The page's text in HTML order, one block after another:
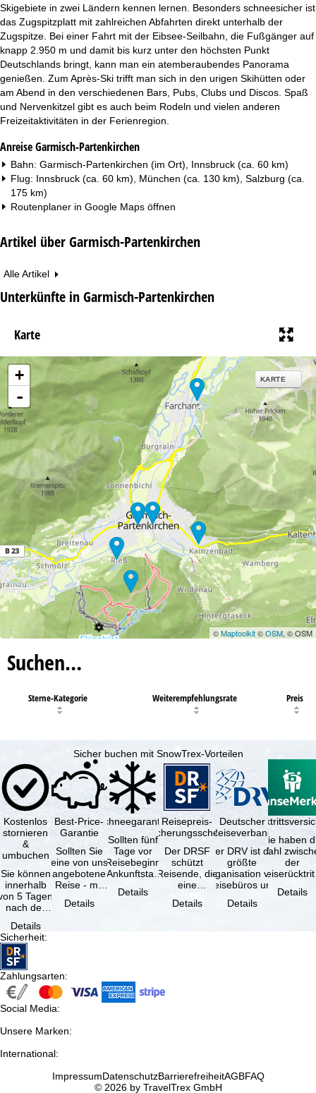
Skigebiete in zwei Ländern kennen lernen. Besonders schneesicher ist
das Zugspitzplatt mit zahlreichen Abfahrten direkt unterhalb der
Zugspitze. Bei einer Fahrt mit der Eibsee-Seilbahn, die Fußgänger auf
knapp 2.950 m und damit bis kurz unter den höchsten Punkt
Deutschlands bringt, kann man ein atemberaubendes Panorama
genießen. Zum Après-Ski trifft man sich in den urigen Skihütten oder
am Abend in den verschiedenen Bars, Pubs, Clubs und Discos. Spaß
und Nervenkitzel gibt es auch beim Rodeln und vielen anderen
Freizeitaktivitäten in der Ferienregion.
Anreise Garmisch-Partenkirchen
Bahn: Garmisch-Partenkirchen (im Ort), Innsbruck (ca. 60 km)
Flug: Innsbruck (ca. 60 km), München (ca. 130 km), Salzburg (ca.
175 km)
Routenplaner in Google Maps öffnen
Artikel über Garmisch-Partenkirchen
Alle Artikel
Unterkünfte in Garmisch-Partenkirchen
Karte
+
-
KARTE
©Maptoolkit©OSM, © OSM
Suchen…
Sterne-Kategorie Weiterempfehlungsrate Preis
Sicher buchen mit SnowTrex-Vorteilen
Kostenlos
stornieren
&
umbuchen
Sie können
innerhalb
5 Tagen
nach der
kostenfrei
…
Details
Best-Price-
Garantie
Sollten Sie
eine von uns
angebotene
Reise - mit
Leistung und
Details
Schneegarantie
Sollten fünf
Tage vor
Reisebeginn
(Ankunftstag)
aufgrund von
Schneemangel
Details
Reisepreis-
Sicherungsschein
Der DRSF
schützt
Reisende, die
eine
oder
Details
Deutscher
Reiseverband
Der DRV ist die
größte
Organisation von
Reisebüros und
Reiseveranstaltern
in …
Details
Sie haben
Wahl
der
(inklusive
Details
Sicherheit:
Zahlungsarten:
Social Media:
Unsere Marken:
International:
ImpressumDatenschutzBarrierefreiheitAGBFAQ
© 2026 by TravelTrex GmbH